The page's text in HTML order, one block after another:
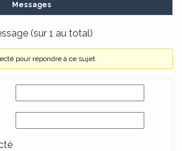
Messages
(sur 1 au total)
pour répondre à ce sujet.